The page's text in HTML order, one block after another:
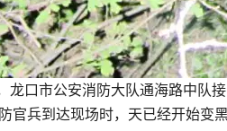
龙口市公安消防大队通海路中队
官兵到达现场时，天已经开始变黑